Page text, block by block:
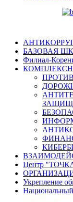
БАЗОВАЯ
Филиал-
Центр
Укрепление